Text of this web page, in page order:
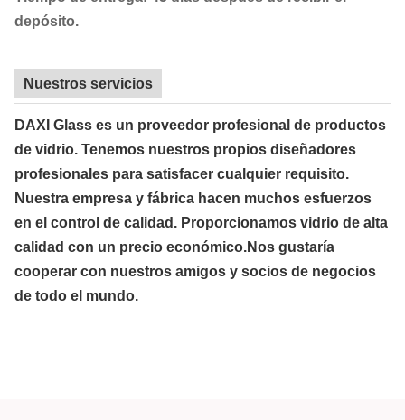
depósito.
Nuestros servicios
DAXI Glass es un proveedor profesional de productos
de vidrio. Tenemos nuestros propios diseñadores
profesionales para satisfacer cualquier requisito.
Nuestra empresa y fábrica hacen muchos esfuerzos
en el control de calidad. Proporcionamos vidrio de alta
calidad con un precio económico.Nos gustaría
cooperar con nuestros amigos y socios de negocios
de todo el mundo.